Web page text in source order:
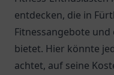
entdecken, die in
Fitnessangebote
bietet. Hier könnte
achtet, auf seine